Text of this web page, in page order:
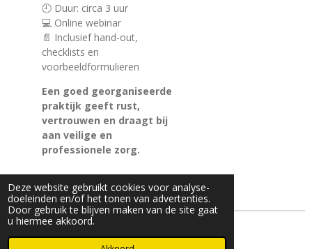
Deze website gebruikt cookies voor analyse-
doeleinden en/of het tonen van advertenties.
Door gebruik te blijven maken van de site gaat
u hiermee akkoord.
🕘 Duur: circa 3 uur
💻 Online webinar
📄 Inclusief hand-out,
checklists en
voorbeeldformulieren
Een goed georganiseerde
praktijk geeft rust,
vertrouwen en draagt bij
aan veilige en
professionele zorg.